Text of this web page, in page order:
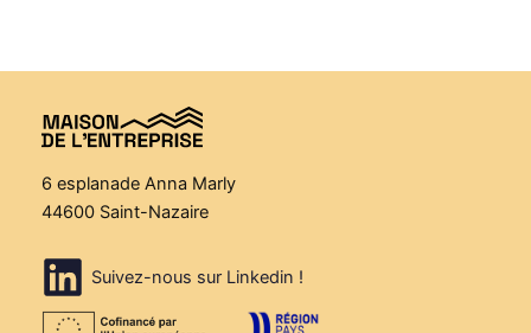
6 esplanade Anna Marly
44600 Saint-Nazaire
Suivez-nous sur Linkedin !